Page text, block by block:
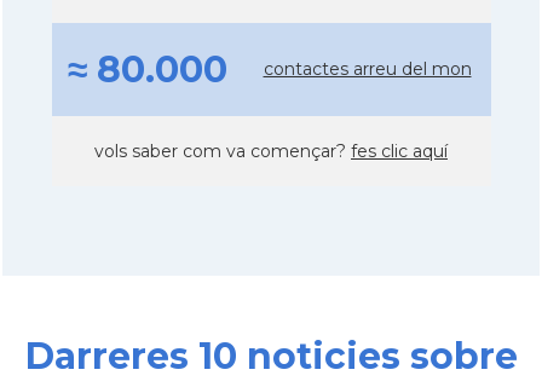
≈ 80.000 contactes arreu del mon
vols saber com va començar? fes clic aquí
Darreres 10 noticies sobre